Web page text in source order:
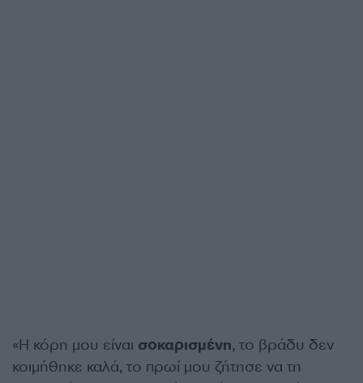
«Η κόρη μου είναι σοκαρισμένη, το βράδυ δεν
κοιμήθηκε καλά, το πρωί μου ζήτησε να τη